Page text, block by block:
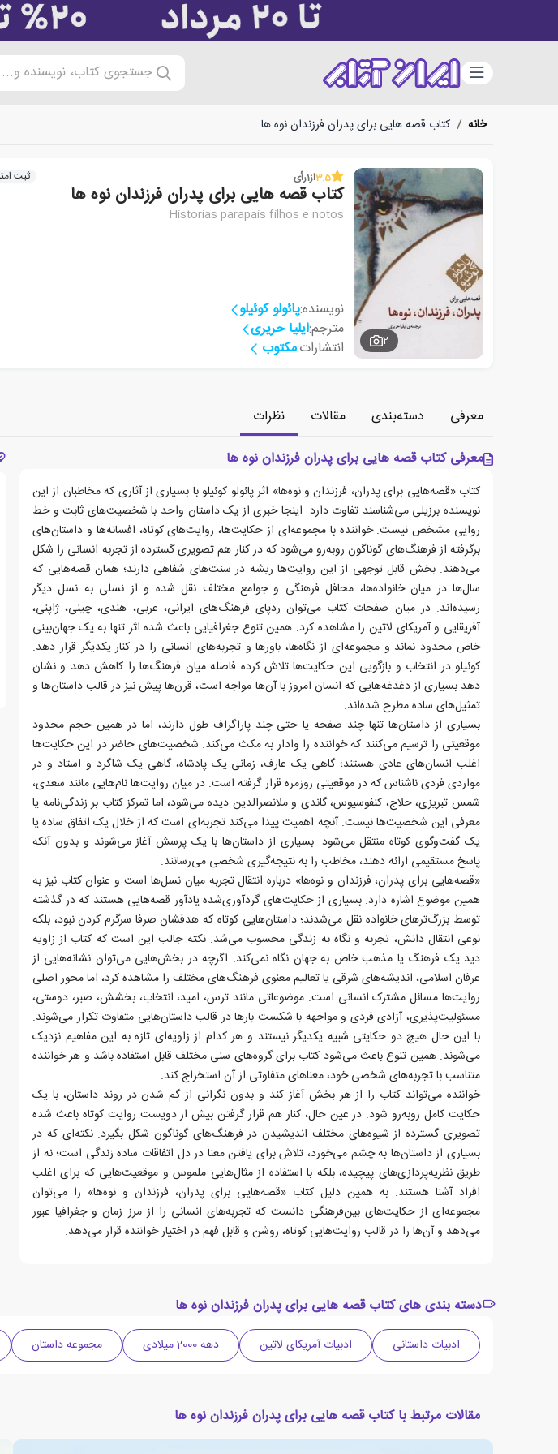
دسته‌بندی جستجوی کتاب، نویسنده و...
خانه / کتاب قصه هایی برای پدران فرزندان نوه ها
2
3.5از1رأی ثبت
کتاب قصه هایی برای پدران فرزندان نوه ها
Historias parapais filhos e notos
نویسنده:پائولو کوئیلو
مترجم:ایلیا حریری
انتشارات:مکتوب
معرفی دسته‌بندی مقالات
نظرات
معرفی کتاب قصه هایی برای پدران فرزندان نوه ها
کتاب «قصه‌هایی برای پدران، فرزندان و نوه‌ها» اثر پائولو کوئیلو با بسیاری از آثاری که مخاطبان از این
نویسنده برزیلی می‌شناسند تفاوت دارد. اینجا خبری از یک داستان واحد با شخصیت‌های ثابت و خط
روایی مشخص نیست. خواننده با مجموعه‌ای از حکایت‌ها، روایت‌های کوتاه، افسانه‌ها و داستان‌های
برگرفته از فرهنگ‌های گوناگون روبه‌رو می‌شود که در کنار هم تصویری گسترده از تجربه انسانی را شکل
می‌دهند. بخش قابل توجهی از این روایت‌ها ریشه در سنت‌های شفاهی دارند؛ همان قصه‌هایی که
سال‌ها در میان خانواده‌ها، محافل فرهنگی و جوامع مختلف نقل شده و از نسلی به نسل دیگر
رسیده‌اند. در میان صفحات کتاب می‌توان ردپای فرهنگ‌های ایرانی، عربی، هندی، چینی، ژاپنی،
آفریقایی و آمریکای لاتین را مشاهده کرد. همین تنوع جغرافیایی باعث شده اثر تنها به یک جهان‌بینی
خاص محدود نماند و مجموعه‌ای از نگاه‌ها، باورها و تجربه‌های انسانی را در کنار یکدیگر قرار دهد.
کوئیلو در انتخاب و بازگویی این حکایت‌ها تلاش کرده فاصله میان فرهنگ‌ها را کاهش دهد و نشان
دهد بسیاری از دغدغه‌هایی که انسان امروز با آن‌ها مواجه است، قرن‌ها پیش نیز در قالب داستان‌ها و
تمثیل‌های ساده مطرح شده‌اند.
بسیاری از داستان‌ها تنها چند صفحه یا حتی چند پاراگراف طول دارند، اما در همین حجم محدود
موقعیتی را ترسیم می‌کنند که خواننده را وادار به مکث می‌کند. شخصیت‌های حاضر در این حکایت‌ها
اغلب انسان‌های عادی هستند؛ گاهی یک عارف، زمانی یک پادشاه، گاهی یک شاگرد و استاد و در
مواردی فردی ناشناس که در موقعیتی روزمره قرار گرفته است. در میان روایت‌ها نام‌هایی مانند سعدی،
شمس تبریزی، حلاج، کنفوسیوس، گاندی و ملانصرالدین دیده می‌شود، اما تمرکز کتاب بر زندگی‌نامه یا
معرفی این شخصیت‌ها نیست. آنچه اهمیت پیدا می‌کند تجربه‌ای است که از خلال یک اتفاق ساده یا
یک گفت‌وگوی کوتاه منتقل می‌شود. بسیاری از داستان‌ها با یک پرسش آغاز می‌شوند و بدون آنکه
پاسخ مستقیمی ارائه دهند، مخاطب را به نتیجه‌گیری شخصی می‌رسانند.
«قصه‌هایی برای پدران، فرزندان و نوه‌ها» درباره انتقال تجربه میان نسل‌ها است و عنوان کتاب نیز به
همین موضوع اشاره دارد. بسیاری از حکایت‌های گردآوری‌شده یادآور قصه‌هایی هستند که در گذشته
توسط بزرگ‌ترهای خانواده نقل می‌شدند؛ داستان‌هایی کوتاه که هدفشان صرفا سرگرم کردن نبود، بلکه
نوعی انتقال دانش، تجربه و نگاه به زندگی محسوب می‌شد. نکته جالب این است که کتاب از زاویه
دید یک فرهنگ یا مذهب خاص به جهان نگاه نمی‌کند. اگرچه در بخش‌هایی می‌توان نشانه‌هایی از
عرفان اسلامی، اندیشه‌های شرقی یا تعالیم معنوی فرهنگ‌های مختلف را مشاهده کرد، اما محور اصلی
روایت‌ها مسائل مشترک انسانی است. موضوعاتی مانند ترس، امید، انتخاب، بخشش، صبر، دوستی،
مسئولیت‌پذیری، آزادی فردی و مواجهه با شکست بارها در قالب داستان‌هایی متفاوت تکرار می‌شوند.
با این حال هیچ دو حکایتی شبیه یکدیگر نیستند و هر کدام از زاویه‌ای تازه به این مفاهیم نزدیک
می‌شوند. همین تنوع باعث می‌شود کتاب برای گروه‌های سنی مختلف قابل استفاده باشد و هر خواننده
متناسب با تجربه‌های شخصی خود، معناهای متفاوتی از آن استخراج کند.
خواننده می‌تواند کتاب را از هر بخش آغاز کند و بدون نگرانی از گم شدن در روند داستان، با یک
حکایت کامل روبه‌رو شود. در عین حال، کنار هم قرار گرفتن بیش از دویست روایت کوتاه باعث شده
تصویری گسترده از شیوه‌های مختلف اندیشیدن در فرهنگ‌های گوناگون شکل بگیرد. نکته‌ای که در
بسیاری از داستان‌ها به چشم می‌خورد، تلاش برای یافتن معنا در دل اتفاقات ساده زندگی است؛ نه از
طریق نظریه‌پردازی‌های پیچیده، بلکه با استفاده از مثال‌هایی ملموس و موقعیت‌هایی که برای اغلب
افراد آشنا هستند. به همین دلیل کتاب «قصه‌هایی برای پدران، فرزندان و نوه‌ها» را می‌توان
مجموعه‌ای از حکایت‌های بین‌فرهنگی دانست که تجربه‌های انسانی را از مرز زمان و جغرافیا عبور
می‌دهد و آن‌ها را در قالب روایت‌هایی کوتاه، روشن و قابل فهم در اختیار خواننده قرار می‌دهد.
دسته بندی های کتاب قصه هایی برای پدران فرزندان نوه ها
ادبیات داستانی ادبیات آمریکای لاتین دهه 2000 میلادی مجموعه داستان
مقالات مرتبط با کتاب قصه هایی برای پدران فرزندان نوه ها